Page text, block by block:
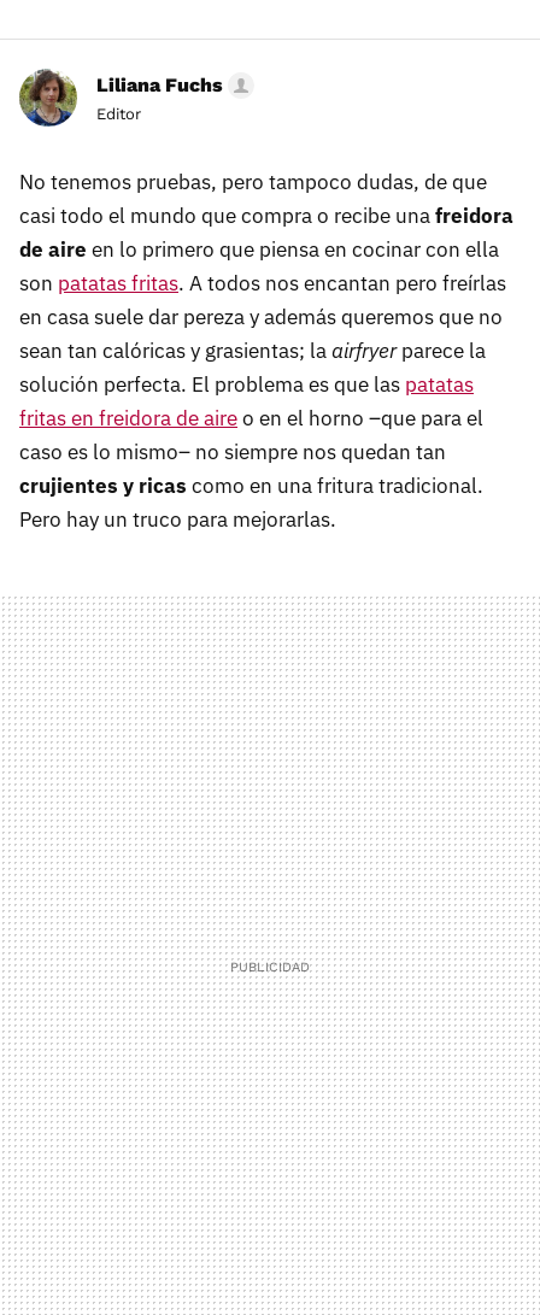
Liliana Fuchs
Editor
No tenemos pruebas, pero tampoco dudas, de que
casi todo el mundo que compra o recibe unafreidora
de aire en lo primero que piensa en cocinar con ella
son patatas fritas. A todos nos encantan pero freírlas
en casa suele dar pereza y además queremos que no
sean tan calóricas y grasientas; laairfryerparece la
solución perfecta. El problema es que las patatas
fritas en freidora de aireo en el horno –que para el
caso es lo mismo– no siempre nos quedan tan
crujientes y ricas como en una fritura tradicional.
Pero hay un truco para mejorarlas.